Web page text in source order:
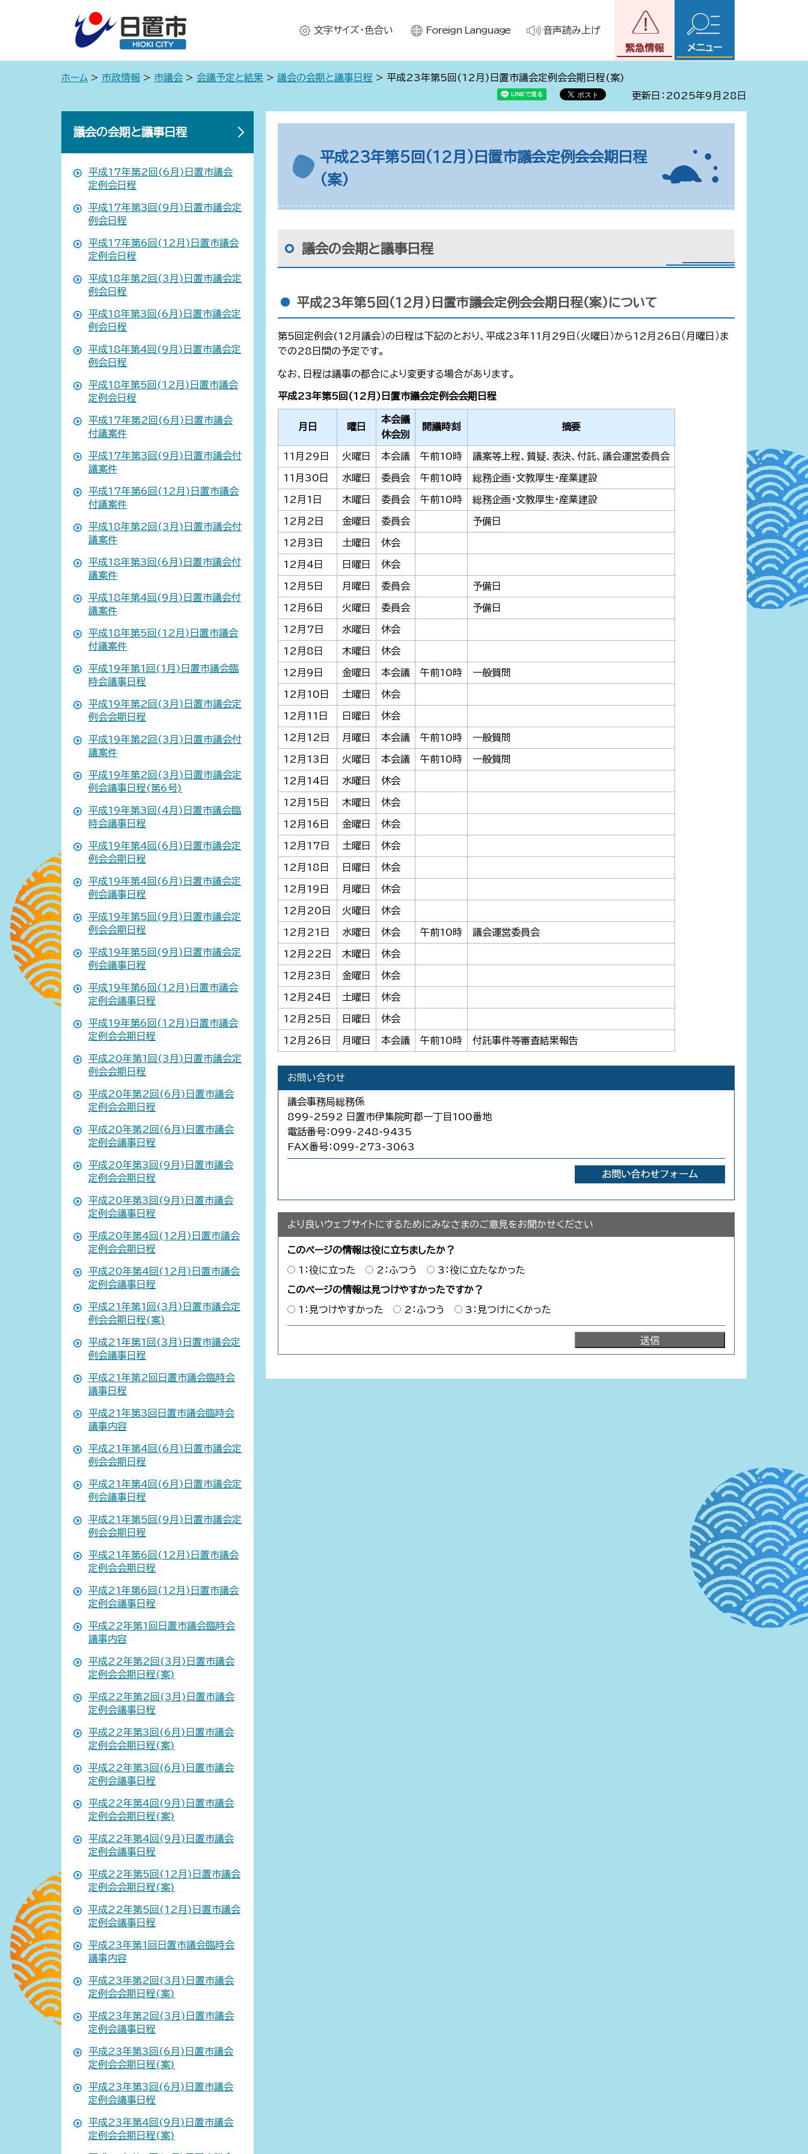
文字サイズ・色合い Foreign Language
音声読み上げ
緊急情報
メニュー
ホーム > 市政情報 > 市議会 > 会議予定と結果 > 議会の会期と議事日程 > 平成23年第5回(12月)日置市議会定例会会期日程(案)
更新日：2025年9月28日
議会の会期と議事日程
平成17年第2回(6月)日置市議会
定例会日程
平成17年第3回(9月)日置市議会定
例会日程
平成17年第6回(12月)日置市議会
定例会日程
平成18年第2回(3月)日置市議会定
例会日程
平成18年第3回(6月)日置市議会定
例会日程
平成18年第4回(9月)日置市議会定
例会日程
平成18年第5回(12月)日置市議会
定例会日程
平成17年第2回(6月)日置市議会
付議案件
平成17年第3回(9月)日置市議会付
議案件
平成17年第6回(12月)日置市議会
付議案件
平成18年第2回(3月)日置市議会付
議案件
平成18年第3回(6月)日置市議会付
議案件
平成18年第4回(9月)日置市議会付
議案件
平成18年第5回(12月)日置市議会
付議案件
平成19年第1回(1月)日置市議会臨
時会議事日程
平成19年第2回(3月)日置市議会定
例会会期日程
平成19年第2回(3月)日置市議会付
議案件
平成19年第2回(3月)日置市議会定
例会議事日程(第6号)
平成19年第3回(4月)日置市議会臨
時会議事日程
平成19年第4回(6月)日置市議会定
例会会期日程
平成19年第4回(6月)日置市議会定
例会議事日程
平成19年第5回(9月)日置市議会定
例会会期日程
平成19年第5回(9月)日置市議会定
例会議事日程
平成19年第6回(12月)日置市議会
定例会議事日程
平成19年第6回(12月)日置市議会
定例会会期日程
平成20年第1回(3月)日置市議会定
例会会期日程
平成20年第2回(6月)日置市議会
定例会会期日程
平成20年第2回(6月)日置市議会
定例会議事日程
平成20年第3回(9月)日置市議会
定例会会期日程
平成20年第3回(9月)日置市議会
定例会議事日程
平成20年第4回(12月)日置市議会
定例会会期日程
平成20年第4回(12月)日置市議会
定例会議事日程
平成21年第1回(3月)日置市議会定
例会会期日程(案)
平成21年第1回(3月)日置市議会定
例会議事日程
平成21年第2回日置市議会臨時会
議事日程
平成21年第3回日置市議会臨時会
議事内容
平成21年第4回(6月)日置市議会定
例会会期日程
平成21年第4回(6月)日置市議会定
例会議事日程
平成21年第5回(9月)日置市議会定
例会会期日程
平成21年第6回(12月)日置市議会
定例会会期日程
平成21年第6回(12月)日置市議会
定例会議事日程
平成22年第1回日置市議会臨時会
議事内容
平成22年第2回(3月)日置市議会
定例会会期日程(案)
平成22年第2回(3月)日置市議会
定例会議事日程
平成22年第3回(6月)日置市議会
定例会会期日程(案)
平成22年第3回(6月)日置市議会
定例会議事日程
平成22年第4回(9月)日置市議会
定例会会期日程(案)
平成22年第4回(9月)日置市議会
定例会議事日程
平成22年第5回(12月)日置市議会
定例会会期日程(案)
平成22年第5回(12月)日置市議会
定例会議事日程
平成23年第1回日置市議会臨時会
議事内容
平成23年第2回(3月)日置市議会
定例会会期日程(案)
平成23年第2回(3月)日置市議会
定例会議事日程
平成23年第3回(6月)日置市議会
定例会会期日程(案)
平成23年第3回(6月)日置市議会
定例会議事日程
平成23年第4回(9月)日置市議会
定例会会期日程(案)
平成23年第5回(12月)日置市議会定例会会期日程
(案)
議会の会期と議事日程
平成23年第5回(12月)日置市議会定例会会期日程(案)について
第5回定例会(12月議会）の日程は下記のとおり、平成23年11月29日（火曜日）から12月26日（月曜日）ま
での28日間の予定です。
なお、日程は議事の都合により変更する場合があります。
平成23年第5回(12月)日置市議会定例会会期日程
月日 曜日
本会議
休会別
開議時刻 摘要
11月29日 火曜日 本会議 午前10時 議案等上程、質疑、表決、付託、議会運営委員会
11月30日 水曜日 委員会 午前10時 総務企画・文教厚生・産業建設
12月1日 木曜日 委員会 午前10時 総務企画・文教厚生・産業建設
12月2日 金曜日 委員会 予備日
12月3日 土曜日 休会
12月4日 日曜日 休会
12月5日 月曜日 委員会 予備日
12月6日 火曜日 委員会 予備日
12月7日 水曜日 休会
12月8日 木曜日 休会
12月9日 金曜日 本会議 午前10時 一般質問
12月10日 土曜日 休会
12月11日 日曜日 休会
12月12日 月曜日 本会議 午前10時 一般質問
12月13日 火曜日 本会議 午前10時 一般質問
12月14日 水曜日 休会
12月15日 木曜日 休会
12月16日 金曜日 休会
12月17日 土曜日 休会
12月18日 日曜日 休会
12月19日 月曜日 休会
12月20日 火曜日 休会
12月21日 水曜日 休会 午前10時 議会運営委員会
12月22日 木曜日 休会
12月23日 金曜日 休会
12月24日 土曜日 休会
12月25日 日曜日 休会
12月26日 月曜日 本会議 午前10時 付託事件等審査結果報告
お問い合わせ
議会事務局総務係
899-2592 日置市伊集院町郡一丁目100番地
電話番号：099-248-9435
FAX番号：099-273-3063
より良いウェブサイトにするためにみなさまのご意見をお聞かせください
このページの情報は役に立ちましたか？
1：役に立った 2：ふつう 3：役に立たなかった
このページの情報は見つけやすかったですか？
1：見つけやすかった 2：ふつう 3：見つけにくかった